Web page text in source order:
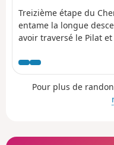
Treizième étape du
entame la longue
avoir traversé le Pilat et
étapes. Ce parcours
à la nature tant dans
Pour plus de